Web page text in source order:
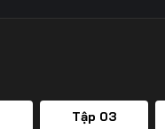
Tập 03